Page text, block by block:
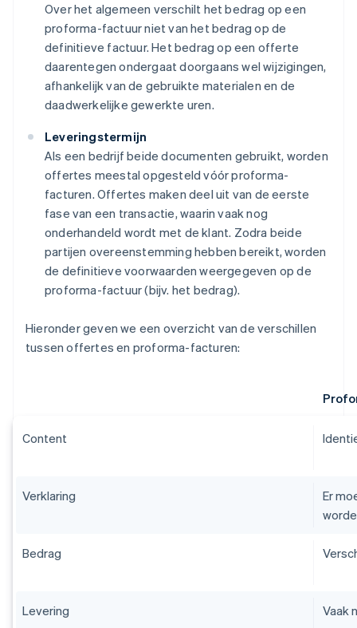
Over het algemeen verschilt het bedrag op een
proforma-factuur niet van het bedrag op de
definitieve factuur. Het bedrag op een offerte
daarentegen ondergaat doorgaans wel wijzigingen,
afhankelijk van de gebruikte materialen en de
daadwerkelijke gewerkte uren.
Leveringstermijn
Als een bedrijf beide documenten gebruikt, worden
offertes meestal opgesteld vóór proforma-
facturen. Offertes maken deel uit van de eerste
fase van een transactie, waarin vaak nog
onderhandeld wordt met de klant. Zodra beide
partijen overeenstemming hebben bereikt, worden
de definitieve voorwaarden weergegeven op de
proforma-factuur (bijv. het bedrag).
Hieronder geven we een overzicht van de verschillen
tussen offertes en proforma-facturen:
Content
Verklaring
Er
Bedrag
Levering Vaak